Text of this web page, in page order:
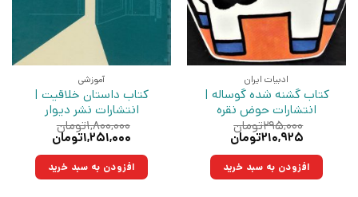
ادبیات ایران
کتاب گشنه شده گوساله |
انتشارات حوض نقره
۲۹۵,۰۰۰تومان
قیمت
۲۹۵,۰۰۰تومان
بود.
۲۱۰,۹۲۵تومان
۲۱۰,۹۲۵تومان.افزودن به سبد خرید
آموزشی
کتاب داستان خلاقیت |
انتشارات نشر دیوار
۱,۸۰۰,۰۰۰تومان
قیمت
۱,۸۰۰,۰۰۰تومان
بود.
۱,۲۵۱,۰۰۰تومان
۱,۲۵۱,۰۰۰تومان.افزودن به سبد خرید